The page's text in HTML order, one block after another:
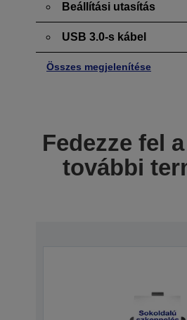
Beállítási utasítás
USB 3.0-s kábel
Összes megjelenítése
Fedezze fel
további